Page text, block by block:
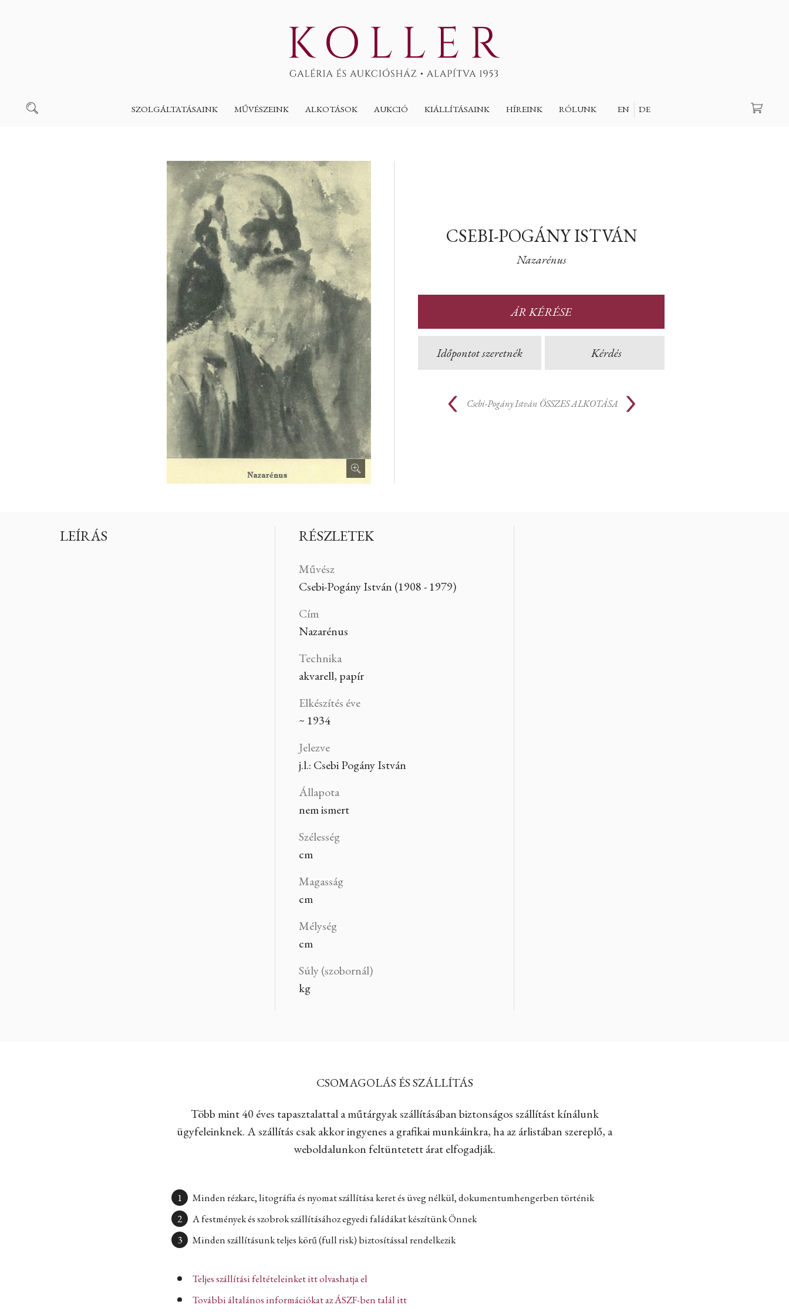
SZOLGÁLTATÁSAINK MŰVÉSZEINK ALKOTÁSOK AUKCIÓ KIÁLLÍTÁSAINK HÍREINK RÓLUNK EN DE
Keresés
CSEBI-POGÁNY ISTVÁN
Nazarénus
ÁR KÉRÉSE
Időpontot szeretnék Kérdés
Csebi-Pogány István ÖSSZES ALKOTÁSA
LEÍRÁS RÉSZLETEK
Művész
Csebi-Pogány István (1908 - 1979)
Cím
Nazarénus
Technika
akvarell, papír
Elkészítés éve
~ 1934
Jelezve
j.l.: Csebi Pogány István
Állapota
nem ismert
Szélesség
cm
Magasság
cm
Mélység
cm
Súly (szobornál)
kg
CSOMAGOLÁS ÉS SZÁLLÍTÁS
Több mint 40 éves tapasztalattal a műtárgyak szállításában biztonságos szállítást kínálunk
ügyfeleinknek. A szállítás csak akkor ingyenes a grafikai munkáinkra, ha az árlistában szereplő, a
weboldalunkon feltüntetett árat elfogadják.
Minden rézkarc, litográfia és nyomat szállítása keret és üveg nélkül, dokumentumhengerben történik
A festmények és szobrok szállításához egyedi faládákat készítünk Önnek
Minden szállításunk teljes körű (full risk) biztosítással rendelkezik
Teljes szállítási feltételeinket itt olvashatja el
További általános információkat az ÁSZF-ben talál itt